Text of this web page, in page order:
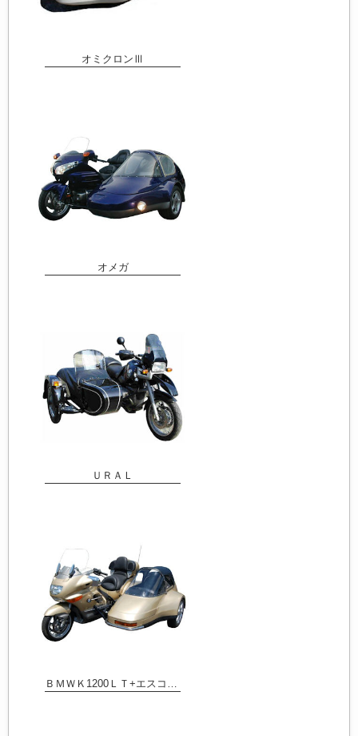
オミクロンⅢ
オメガ
ＵＲＡＬ
ＢＭＷＫ1200ＬＴ+エスコート